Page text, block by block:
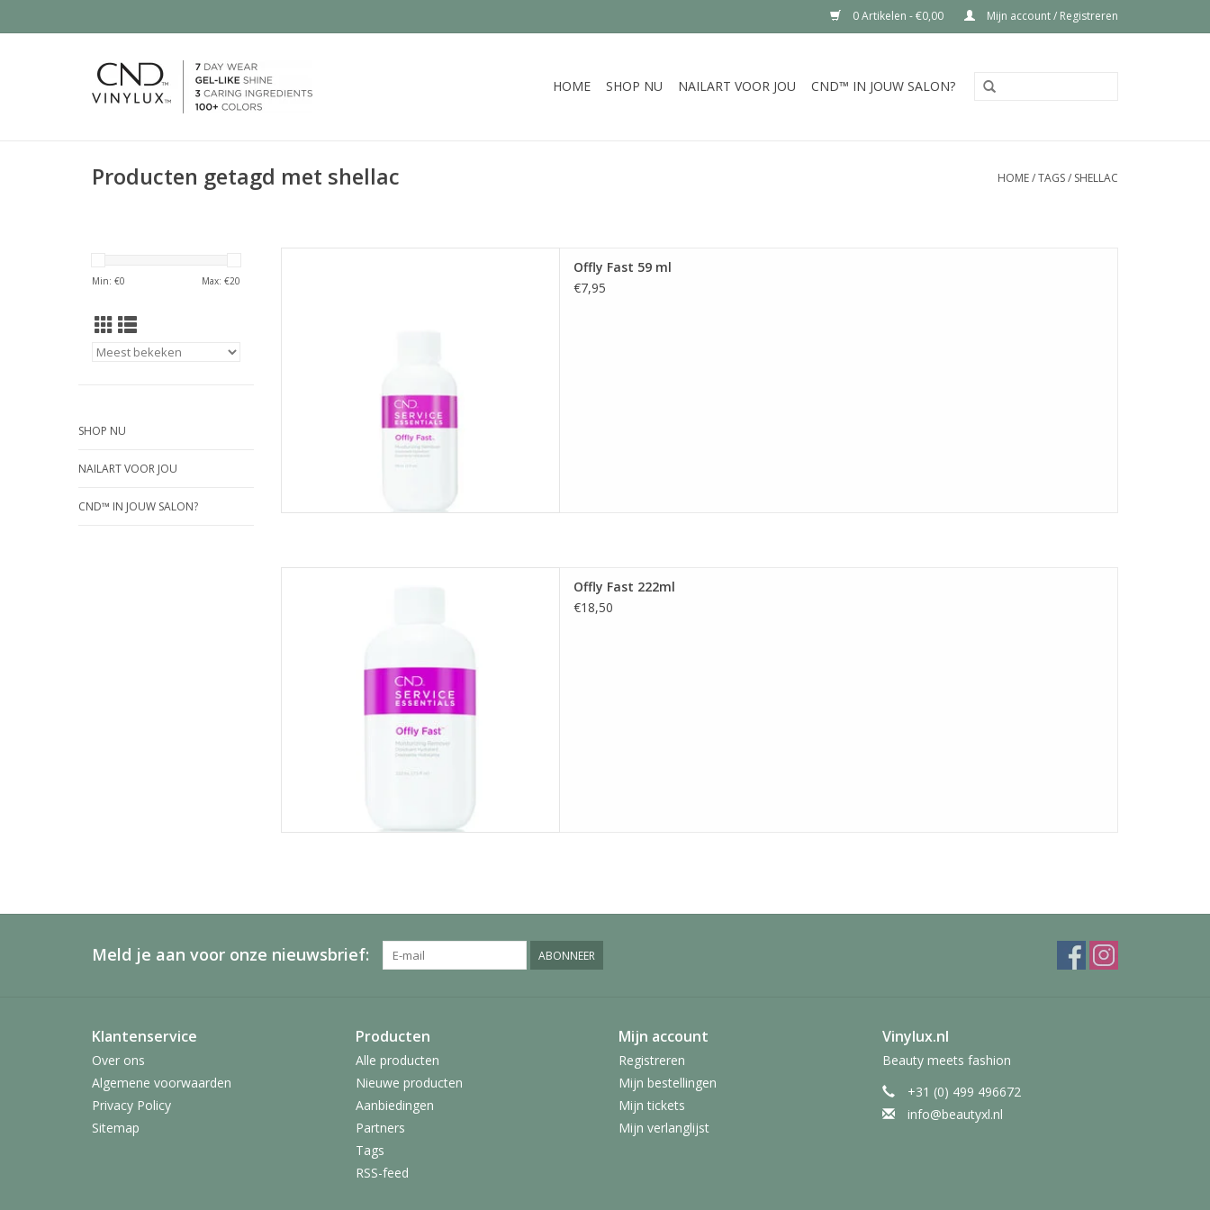
0 Artikelen - €0,00 Mijn account / Registreren
HOME SHOP NU NAILART VOOR JOU CND™ IN JOUW SALON?
Producten getagd met shellac HOME/TAGS/ SHELLAC
Min: €0 Max: €20
SHOP NU
NAILART VOOR JOU
CND™ IN JOUW SALON?
Offly Fast 59 ml
€7,95
Offly Fast 222ml
€18,50
Meld je aan voor onze nieuwsbrief: ABONNEER
Klantenservice
Over ons
Algemene voorwaarden
Privacy Policy
Sitemap
Producten
Alle producten
Nieuwe producten
Aanbiedingen
Partners
Tags
RSS-feed
Mijn account
Registreren
Mijn bestellingen
Mijn tickets
Mijn verlanglijst
Vinylux.nl
Beauty meets fashion
+31 (0) 499 496672
info@beautyxl.nl